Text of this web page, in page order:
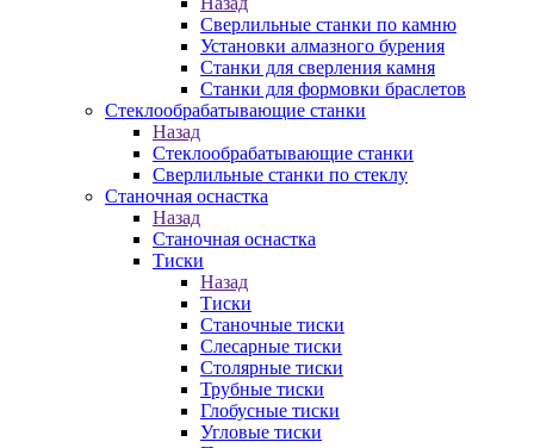
Сверлильные станки по камню
Установки алмазного бурения
Станки для сверления камня
Станки для формовки браслетов
Стеклообрабатывающие станки
Назад
Стеклообрабатывающие станки
Сверлильные станки по стеклу
Станочная оснастка
Назад
Станочная оснастка
Тиски
Назад
Тиски
Станочные тиски
Слесарные тиски
Столярные тиски
Трубные тиски
Глобусные тиски
Угловые тиски